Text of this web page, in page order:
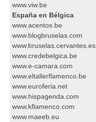
www.viw.be
España en Bélgica
www.acentos.be
www.blogbruselas.com
www.bruselas.cervantes.es
www.credebelgica.be
www.e-camara.com
www.eltallerflamenco.be
www.euroferia.net
www.hispagenda.com
www.kflamenco.com
www.maeeb.eu